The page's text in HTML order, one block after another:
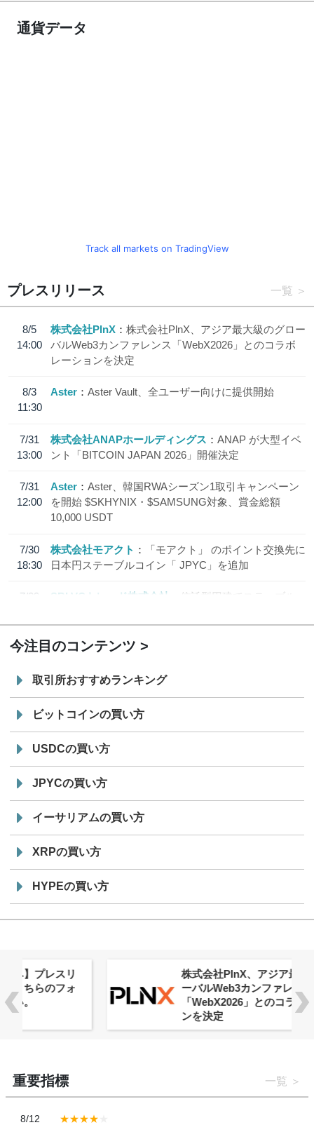
通貨データ
Track all markets on TradingView
プレスリリース 一覧
8/5
14:00
株式会社PlnX
株式会社PlnX、アジア最大級のグロー
バルWeb3カンファレンス「WebX2026」とのコラボ
レーションを決定
8/3
11:30
Aster Aster Vault、全ユーザー向けに提供開始
7/31
13:00
株式会社ANAPホールディングス
ANAP が大型イベ
ント「BITCOIN JAPAN 2026」開催決定
7/31
12:00
Aster
Aster、韓国RWAシーズン1取引キャンペーン
を開始 $SKHYNIX・$SAMSUNG対象、賞金総額
10,000 USDT
7/30
18:30
株式会社モアクト
「モアクト」 のポイント交換先に
日本円ステーブルコイン「 JPYC」を追加
7/29
SBI VCトレード株式会社
信託型円建てステーブル
今注目のコンテンツ
取引所おすすめランキング
ビットコインの買い方
USDCの買い方
JPYCの買い方
イーサリアムの買い方
XRPの買い方
HYPEの買い方
株式会社PlnX、アジア最大級のグロ
ーバルWeb3カンファレンス
「WebX2026」とのコラボレーショ
重要指標 一覧
8/12